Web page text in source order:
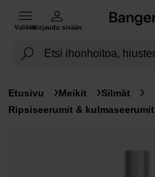
ValikkoKirjaudu sisään
Etusivu Meikit
Silmät
Ripsiseerumit & kulmaseerumit